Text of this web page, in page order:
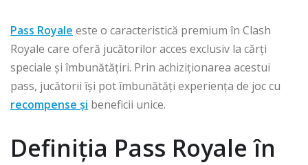
Pass Royale este o caracteristică premium în Clash
Royale care oferă jucătorilor acces exclusiv la cărți
speciale și îmbunătățiri. Prin achiziționarea acestui
pass, jucătorii își pot îmbunătăți experiența de joc cu
recompense și beneficii unice.
Definiția Pass Royale în